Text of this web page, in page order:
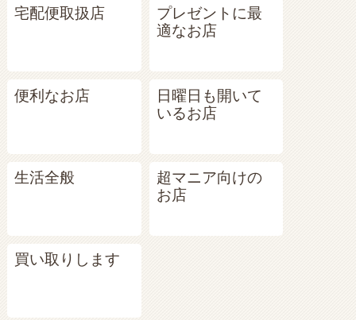
宅配便取扱店
プレゼントに最
適なお店
便利なお店
日曜日も開いて
いるお店
生活全般
超マニア向けの
お店
買い取りします